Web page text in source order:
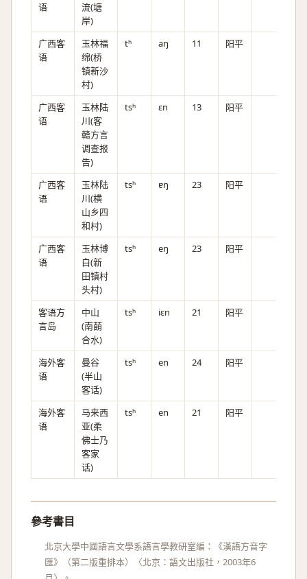
语
流(塘
岸)
广西客
语
玉林福
绵(桥
镇新沙
村)
tʰ aŋ 11 阳平
广西客
语
玉林陆
川(客
赣方言
调查报
告)
tsʰ ɛn 13 阳平
广西客
语
玉林陆
川(横
山乡四
和村)
tsʰ ɐŋ 23 阳平
广西客
语
玉林博
白(新
田镇村
头村)
tsʰ eŋ 23 阳平
客语方
言岛
中山
(南蓢
合水)
tsʰ iɛn 21 阳平
海外客
语
曼谷
(半山
客话)
tsʰ en 24 阳平
海外客
语
马来西
亚(柔
佛士乃
客家
话)
tsʰ en 21 阳平
參考書目
北京大學中國語言文學系語言學教研室編：《漢語方音字
匯》（第二版重排本）〈北京：語文出版社，2003年6